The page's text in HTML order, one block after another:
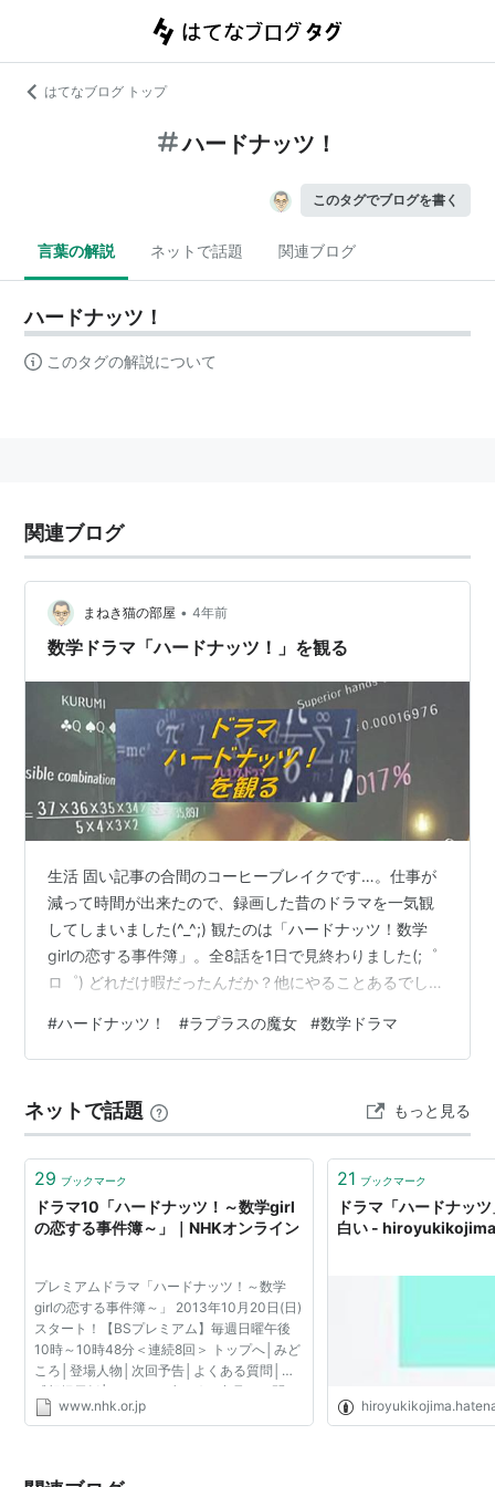
はてなブログ トップ
ハードナッツ！
このタグでブログを書く
言葉の解説 ネットで話題 関連ブログ
ハードナッツ！
このタグの解説について
関連ブログ
まねき猫の部屋 • 4年前
数学ドラマ「ハードナッツ！」を観る
生活 固い記事の合間のコーヒーブレイクです…。仕事が
減って時間が出来たので、録画した昔のドラマを一気観
してしまいました(^_^;) 観たのは「ハードナッツ！数学
girlの恋する事件簿」。全8話を1日で見終わりました(;゜
ロ゜) どれだけ暇だったんだか？他にやることあるでし
っかく観たのだからブログに記録しておきます。その他
の数学ドラマも合わせて徒然に書いています。お時間が
学girlの恋する事件簿 2.ラプラスの魔女 3.おわりに 1.ハー
ドナッツ！数学girlの恋する事件簿 簡単にあら…
#ハードナッツ！ #ラプラスの魔女 #数学ドラマ
ネットで話題 もっと見る
29 ブックマーク
ドラマ10「ハードナッツ！～数学girl
の恋する事件簿～」｜NHKオンライン
プレミアムドラマ「ハードナッツ！～数学
girlの恋する事件簿～」 2013年10月20日(日)
スタート！【BSプレミアム】毎週日曜午後
10時～10時48分＜連続8回＞ トップへ│みど
ころ│登場人物│次回予告│よくある質問│ご
感想掲示板│スタッフブログ ご意見・お問い
合わせ ｜ NHKにおける個人情報保護につい
www.nhk.or.jp
21 ブックマーク
ドラマ「ハードナッ
白い -